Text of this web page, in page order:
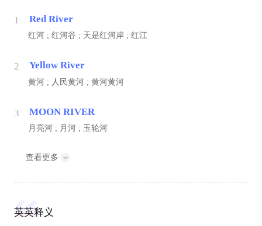
1 Red River
红河 ; 红河谷 ; 天是红河岸 ; 红江
2 Yellow River
黄河 ; 人民黄河 ; 黄河黄河
3 MOON RIVER
月亮河 ; 月河 ; 玉轮河
查看更多
英英释义